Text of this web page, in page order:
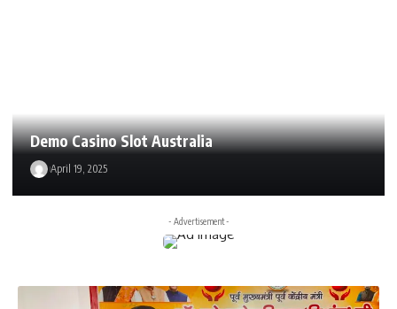
Demo Casino Slot Australia
April 19, 2025
- Advertisement -